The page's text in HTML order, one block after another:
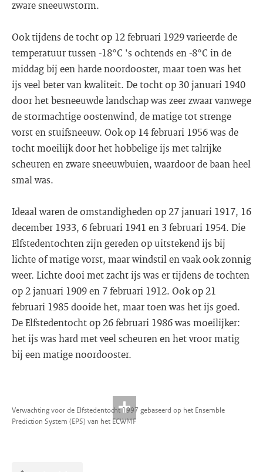
zware sneeuwstorm.
Ook tijdens de tocht op 12 februari 1929 varieerde de
temperatuur tussen -18°C 's ochtends en -8°C in de
middag bij een harde noordooster, maar toen was het
ijs veel beter van kwaliteit. De tocht op 30 januari 1940
door het besneeuwde landschap was zeer zwaar vanwege
de stormachtige oostenwind, de matige tot strenge
vorst en stuifsneeuw. Ook op 14 februari 1956 was de
tocht moeilijk door het hobbelige ijs met talrijke
scheuren en zware sneeuwbuien, waardoor de baan heel
smal was.
Ideaal waren de omstandigheden op 27 januari 1917, 16
december 1933, 6 februari 1941 en 3 februari 1954. Die
Elfstedentochten zijn gereden op uitstekend ijs bij
lichte of matige vorst, maar windstil en vaak ook zonnig
weer. Lichte dooi met zacht ijs was er tijdens de tochten
op 2 januari 1909 en 7 februari 1912. Ook op 21
februari 1985 dooide het, maar toen was het ijs goed.
De Elfstedentocht op 26 februari 1986 was moeilijker:
het ijs was hard met veel scheuren en het vroor matig
bij een matige noordooster.
Verwachting voor de Elfstedentocht 1997 gebaseerd op het Ensemble
Prediction System (EPS) van het ECWMF